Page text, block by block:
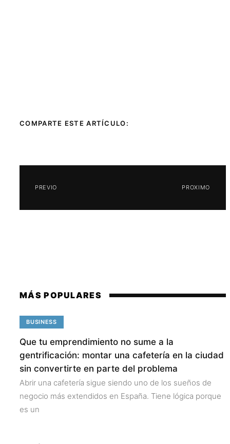
COMPARTE ESTE ARTÍCULO:
PREVIO PROXIMO
MÁS POPULARES
BUSINESS
Que tu emprendimiento no sume a la
gentrificación: montar una cafetería en la ciudad
sin convertirte en parte del problema
Abrir una cafetería sigue siendo uno de los sueños de
negocio más extendidos en España. Tiene lógica porque
es un